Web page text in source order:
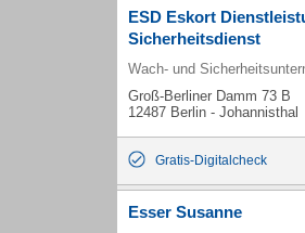
ESD Eskort
Sicherheitsdienst
Wach- und
Groß-Berliner Damm 73 B
12487 Berlin - Johannisthal
Gratis-Digitalcheck
Esser Susanne